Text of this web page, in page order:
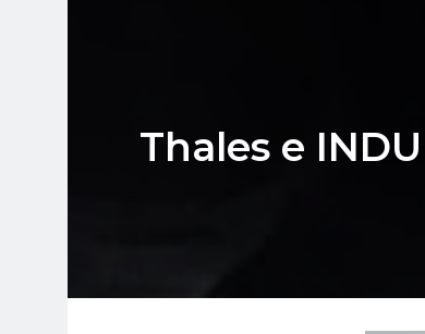
Thales e